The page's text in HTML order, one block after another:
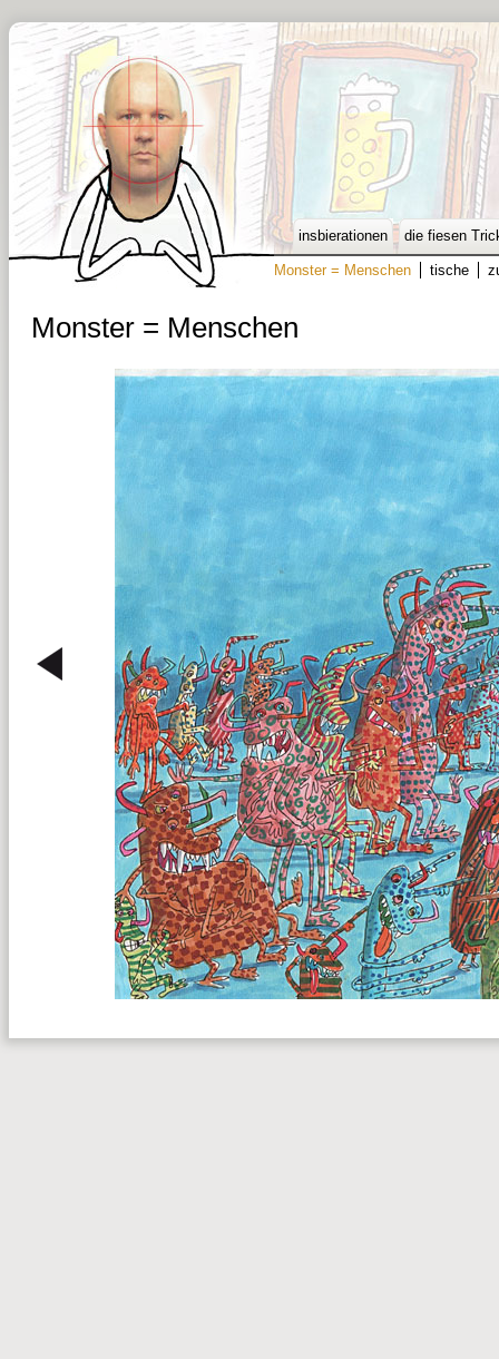
insbierationen die fiesen
Monster = Menschen tische
Monster = Menschen